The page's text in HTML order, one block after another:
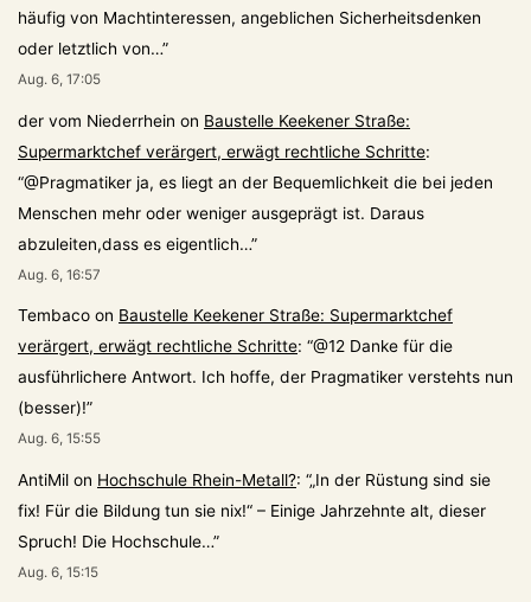
häufig von Machtinteressen, angeblichen Sicherheitsdenken
oder letztlich von…”
Aug. 6, 17:05
der vom Niederrhein on Baustelle Keekener Straße:
Supermarktchef verärgert, erwägt rechtliche Schritte:
“@Pragmatiker ja, es liegt an der Bequemlichkeit die bei jeden
Menschen mehr oder weniger ausgeprägt ist. Daraus
abzuleiten,dass es eigentlich…”
Aug. 6, 16:57
Tembaco on Baustelle Keekener Straße: Supermarktchef
verärgert, erwägt rechtliche Schritte: “@12 Danke für die
ausführlichere Antwort. Ich hoffe, der Pragmatiker verstehts nun
(besser)!”
Aug. 6, 15:55
AntiMil on Hochschule Rhein-Metall?: “„In der Rüstung sind sie
fix! Für die Bildung tun sie nix!“ – Einige Jahrzehnte alt, dieser
Spruch! Die Hochschule…”
Aug. 6, 15:15